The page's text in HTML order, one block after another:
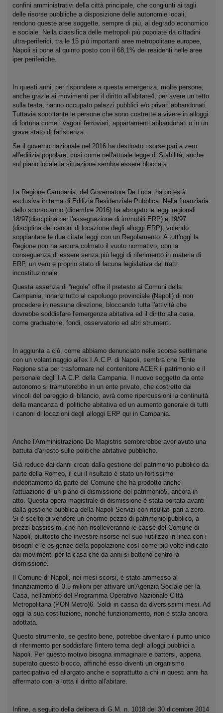
confini amministrativi della città principale, che congiunti ai tagli
delle risorse pubbliche a disposizione delle autonomie locali,
rendono queste aree soggette, sempre di più, al degrado economico
e sociale. Nella classifica delle metropoli più popolate da cittadini
ultra-periferici, tra le 15 più importanti aree metropolitane europee,
Napoli si pone al quinto posto con il 68,1% dei residenti nelle aree
iper periferiche.
In questi anni, per rispondere a questa emergenza, molte persone,
anche grazie ai movimenti per il diritto all'abitare4, per avere un tetto
sulla testa, hanno occupato palazzi pubblici e/o privati abbandonati.
Tuttavia sono tante le persone che sono costrette a vivere in alloggi
di fortuna come i vagoni ferroviari, appartamenti abbandonati o in un
grave stato di fatiscenza.
Se il governo nazionale nel 2016 ha destinato risorse pari a zero
all'edilizia popolare, cosi come nell'attuale legge di Stabilità, anche
sul piano locale la situazione sembra essere bloccata.
La Regione Campania, del Governatore De Luca, ha potestà
esclusiva in tema di Edilizia Residenziale Pubblica. Nella finanziaria
dello scorso anno (dicembre 2016) ha abrogato le leggi regionali
18/97(disciplina per l'assegnazione di immobili ERP) e 19/97
(disciplina dei canoni di locazione degli alloggi ERP), volendo
soppiantare le due citate leggi con un Regolamento. A tutt'oggi la
Regione non ha ancora colmato il vuoto normativo, con la
conseguenza di essere senza più leggi di riferimento in materia di
ERP, un vero e proprio stato di lacuna legislativa dai tratti
incostituzionale.
Questa assenza di “regole” offre il pretesto ai Comuni della
Campania, innanzitutto al capoluogo provinciale (Napoli) di non
procedere in nessuna direzione, bloccando tutta l'attività che
dovrebbe soddisfare l'emergenza abitativa ed il diritto alla casa,
come graduatorie, fondi, osservatorio ed altri strumenti.
In aggiunta a ciò, come abbiamo denunciato nelle scorse settimane
con un volantinaggio all'ex I.A.C.P. di Napoli, sembra che l'Ente
Regione stia per trasformare nel contenitore ACER il patrimonio e il
personale degli I.A.C.P. della Campania. Il nuovo soggetto da ente
autonomo si tramuterebbe in un ente privato, che costretto dai
vincoli del pareggio di bilancio, avrà come ripercussioni la continuità
della mancanza di politiche abitativa ed un aumento generale di tutti
i canoni di locazioni degli alloggi ERP qui in Campania.
Anche l'Amministrazione De Magistris sembrerebbe aver avuto una
battuta d'arresto sulle politiche abitative pubbliche.
Già reduce dai danni creati dalla gestione del patrimonio pubblico da
parte della Romeo, il cui il risultato è stato un fortissimo
indebitamento da parte del Comune che ha prodotto anche
l'attuazione di un piano di dismissione del patrimonio5, ancora in
atto. Questa opera magistrale di dismissione è stata portata avanti
dalla gestione pubblica della Napoli Servizi con risultati pari a zero.
Si è scelto di vendere un enorme pezzo di patrimonio pubblico, a
prezzi bassissimi che non risolleveranno le casse del Comune di
Napoli, piuttosto che investire risorse nel suo riutilizzo in linea con i
bisogni e le esigenze della popolazione così come più volte indicato
dai movimenti per la casa che da anni si battono contro la
dismissione.
Il Comune di Napoli, nei mesi scorsi, è stato ammesso al
finanziamento di 3,5 milioni per attivare un'Agenzia Sociale per la
Casa, nell'ambito del Programma Operativo Nazionale Città
Metropolitana (PON Metro)6. Soldi in cassa da diversissimi mesi. Ad
oggi la sua costituzione, nonché funzionamento, non è stata ancora
adottata.
Questo strumento, se gestito bene, potrebbe diventare il punto unico
di riferimento per soddisfare l'intero tema degli alloggi pubblici a
Napoli. Per questo motivo bisogna immaginare e battersi, appena
superato questo blocco, affinché esso diventi un organismo
partecipativo ed allargato anche e soprattutto a chi in questi anni ha
affermato con la lotta il diritto all'abitare.
Infine, a seguito della delibera di G.M. n. 1018 del 30 dicembre 2014